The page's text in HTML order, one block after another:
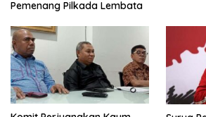
Pemenang Pilkada Lembata